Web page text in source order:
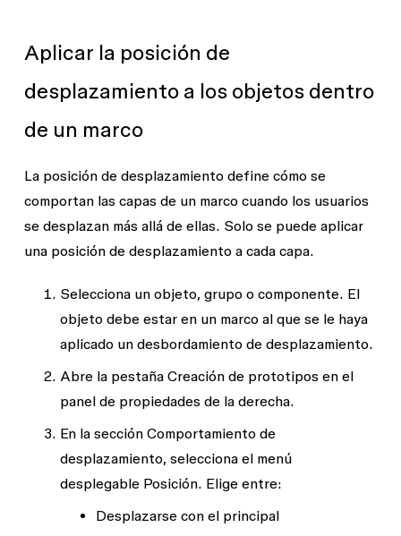
Aplicar la posición de
desplazamiento a los objetos dentro
de un marco
La posición de desplazamiento define cómo se
comportan las capas de un marco cuando los usuarios
se desplazan más allá de ellas. Solo se puede aplicar
una posición de desplazamiento a cada capa.
Selecciona un objeto, grupo o componente. El
objeto debe estar en un marco al que se le haya
aplicado un desbordamiento de desplazamiento.
Abre la pestaña Creación de prototiposen el
panel de propiedades de la derecha.
En la sección Comportamiento de
desplazamiento, selecciona el menú
desplegable Posición. Elige entre:
Desplazarse con el principal